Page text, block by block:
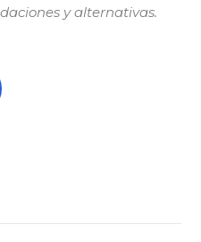
y alternativas.